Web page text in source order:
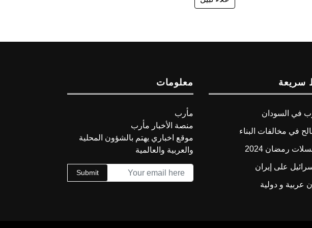
سريعة
في السودان
في مخالفات البناء
رمضان 2024
على إيران
عربية و دولية
معلومات
مأرب
منصة الأخبار مأرب
موقع اخباري يهتم بالشؤون المحلية
والعربية والعالمية
Submit